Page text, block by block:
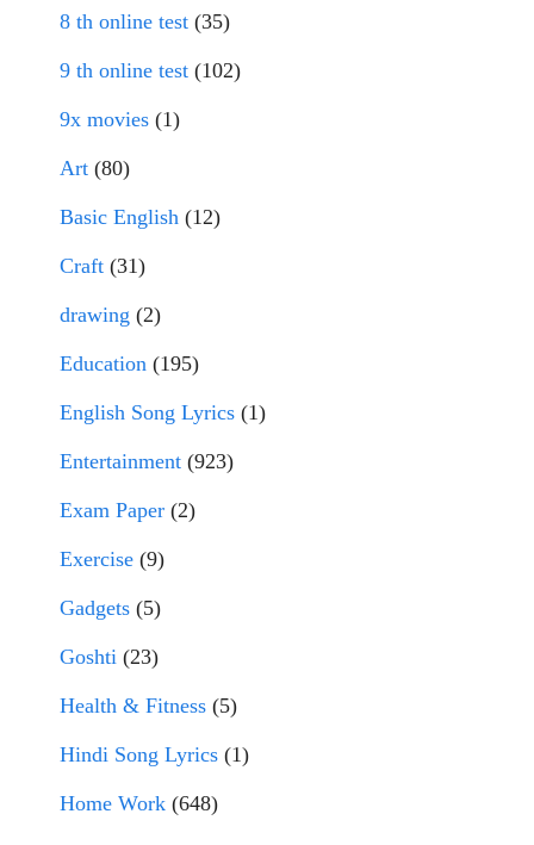
8 th online test (35)
9 th online test (102)
9x movies (1)
Art (80)
Basic English (12)
Craft (31)
drawing (2)
Education (195)
English Song Lyrics (1)
Entertainment (923)
Exam Paper (2)
Exercise (9)
Gadgets (5)
Goshti (23)
Health & Fitness (5)
Hindi Song Lyrics (1)
Home Work (648)